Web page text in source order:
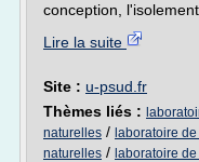
conception, l'isolement
Lire la suite
Site : u-psud.fr
Thèmes liés :
naturelles / laboratoire
naturelles / laboratoire